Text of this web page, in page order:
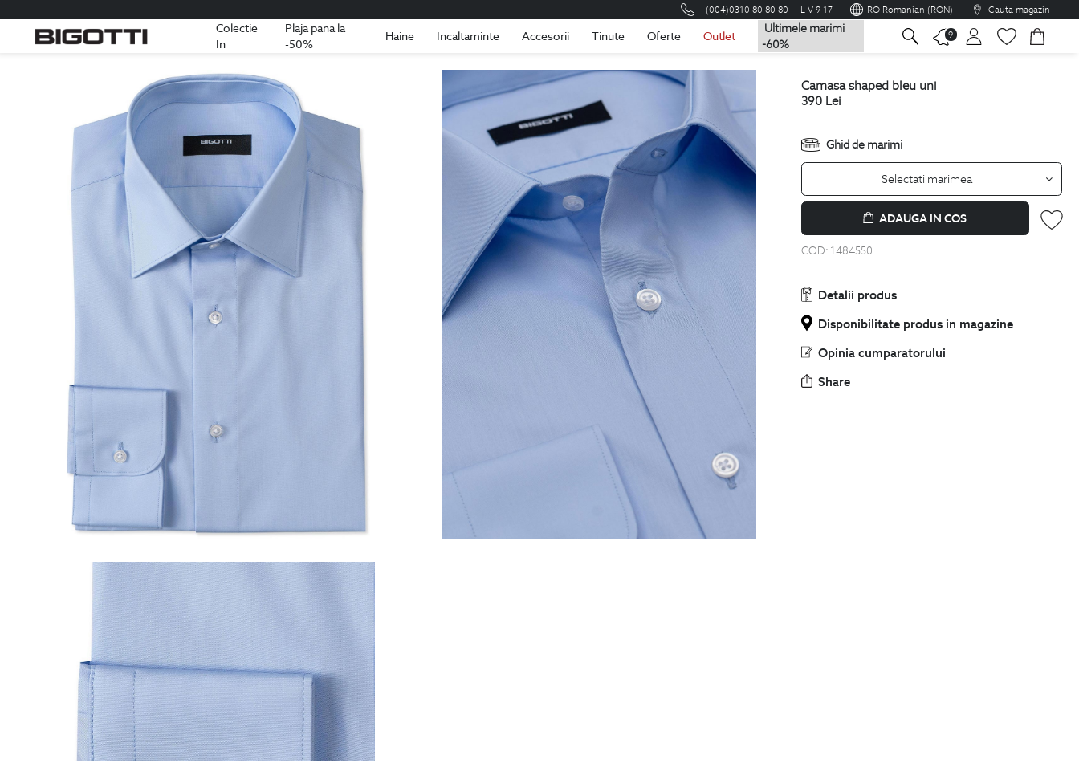
(004)0310 80 80 80 L-V 9-17 RO Romanian (RON) Cauta magazin
Colectie
In
Plaja pana la
-50%
Haine Incaltaminte Accesorii Tinute Oferte Outlet
Ultimele marimi
-60%
9
Romania Romana
camasa shaped bleu uni
390 Lei
Ghid de marimi
Selectati marimea
ADAUGA IN COS
COD: 1484550
Detalii produs
Disponibilitate produs in magazine
Opinia cumparatorului
Share